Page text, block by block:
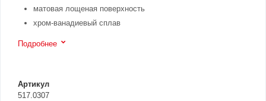
матовая лощеная поверхность
хром-ванадиевый сплав
Подробнее
Артикул
517.0307